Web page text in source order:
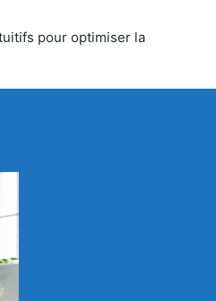
pour optimiser la